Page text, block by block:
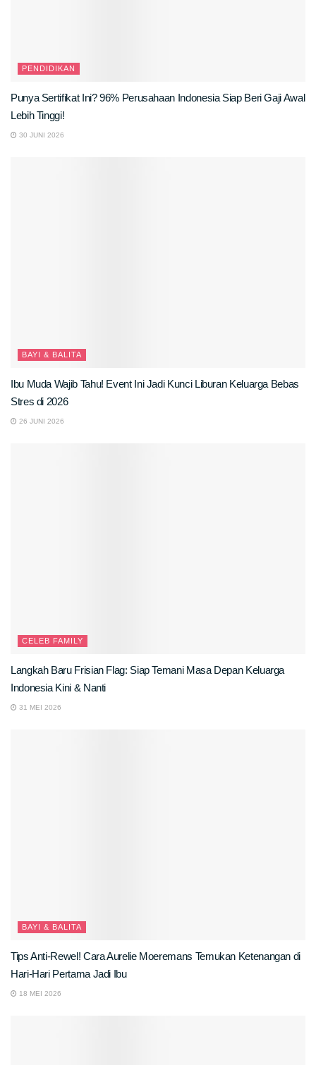
PENDIDIKAN
Punya Sertifikat Ini? 96% Perusahaan Indonesia Siap Beri Gaji Awal
Lebih Tinggi!
30 JUNI 2026
BAYI & BALITA
Ibu Muda Wajib Tahu! Event Ini Jadi Kunci Liburan Keluarga Bebas
Stres di 2026
26 JUNI 2026
CELEB FAMILY
Langkah Baru Frisian Flag: Siap Temani Masa Depan Keluarga
Indonesia Kini & Nanti
31 MEI 2026
BAYI & BALITA
Tips Anti-Rewel! Cara Aurelie Moeremans Temukan Ketenangan di
Hari-Hari Pertama Jadi Ibu
18 MEI 2026